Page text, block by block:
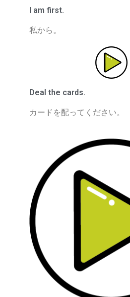
I am first.
私から。
Deal the cards.
カードを配ってください。